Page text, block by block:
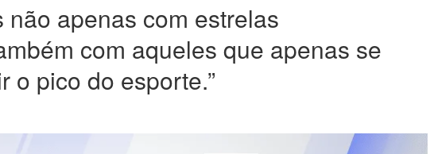
não apenas com estrelas
com aqueles que apenas se
o pico do esporte.”